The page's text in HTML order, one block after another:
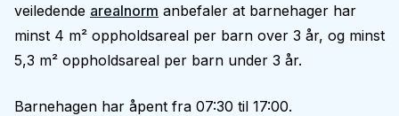
veiledende arealnorm anbefaler at barnehager har
minst 4 m² oppholdsareal per barn over 3 år, og minst
5,3 m² oppholdsareal per barn under 3 år.
Barnehagen har åpent fra 07:30 til 17:00.